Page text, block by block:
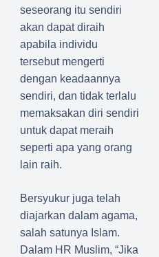
seseorang itu sendiri
akan dapat diraih
apabila individu
tersebut mengerti
dengan keadaannya
sendiri, dan tidak terlalu
memaksakan diri sendiri
untuk dapat meraih
seperti apa yang orang
lain raih.
Bersyukur juga telah
diajarkan dalam agama,
salah satunya Islam.
Dalam HR Muslim, “Jika